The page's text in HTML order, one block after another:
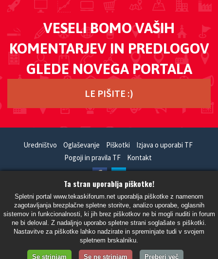
VESELI BOMO VAŠIH
KOMENTARJEV IN PREDLOGOV
GLEDE NOVEGA PORTALA
LE PIŠITE :)
Uredništvo Oglaševanje Piškotki
Izjava o uporabi TF
Pogoji in pravila TF
Kontakt
HandCrafted With - Powered By
- Vsi časi so UTC+02:00 Evropa/Ljubljana -
Ta stran uporablja piškotke!
Spletni portal www.tekaskiforum.net uporablja piškotke z namenom
zagotavljanja brezplačne spletne storitve, analizo uporabe, oglasnih
sistemov in funkcionalnosti, ki jih brez piškotkov ne bi mogli nuditi in forum
ne bi deloval. Z nadaljnjo uporabo spletne strani soglašate s piškotki.
Nastavitve za piškotke lahko nadzirate in spreminjate tudi v svojem
spletnem brskalniku.
Se strinjam Se ne strinjam Preberi več